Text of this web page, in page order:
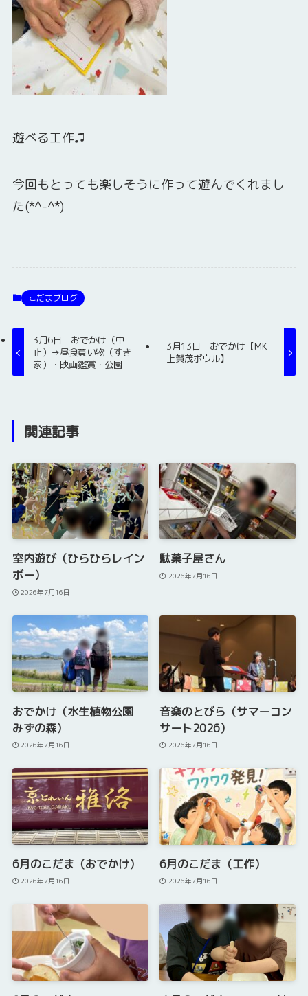
遊べる工作♫
今回もとっても楽しそうに作って遊んでくれまし
た(*^-^*)
こだまブログ
3月6日 おでかけ（中
止）→昼食買い物（すき
家）・映画鑑賞・公園
3月13日 おでかけ【MK
上賀茂ボウル】
関連記事
室内遊び（ひらひらレイン
ボー）
2026年7月16日
駄菓子屋さん
2026年7月16日
おでかけ（水生植物公園
みずの森）
2026年7月16日
音楽のとびら（サマーコン
サート2026）
2026年7月16日
6月のこだま（おでかけ）
2026年7月16日
6月のこだま（工作）
2026年7月16日